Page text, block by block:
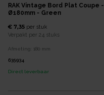
RAK Vintage Bord Plat Coupe -
Ø180mm - Green
€ 7,35 per stuk
Verpakt per 24 stuks
Afmeting: 180 mm
635934
Direct leverbaar